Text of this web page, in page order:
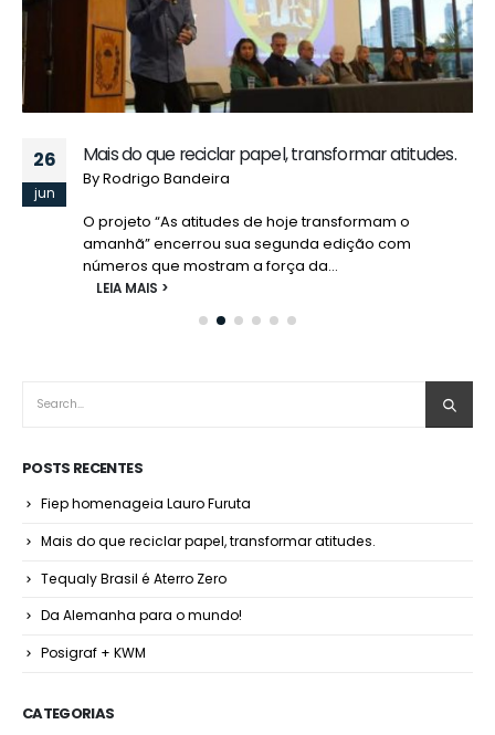
26
jun
Mais do que reciclar papel, transformar atitudes.
ByRodrigo Bandeira
O projeto “As atitudes de hoje transformam o
amanhã” encerrou sua segunda edição com
números que mostram a força da...
LEIA MAIS
POSTS RECENTES
Fiep homenageia Lauro Furuta
Mais do que reciclar papel, transformar atitudes.
Tequaly Brasil é Aterro Zero
Da Alemanha para o mundo!
Posigraf + KWM
CATEGORIAS